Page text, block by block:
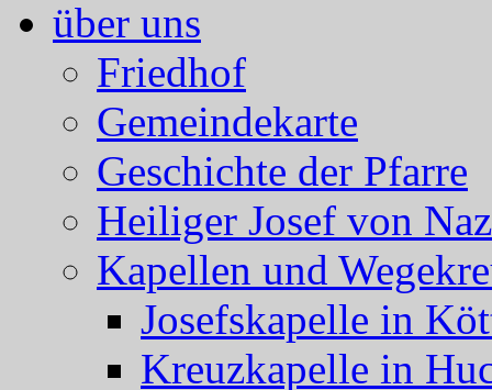
über uns
Friedhof
Gemeindekarte
Geschichte der Pfarre
Heiliger Josef von
Kapellen und
Josefskapelle in
Kreuzkapelle in